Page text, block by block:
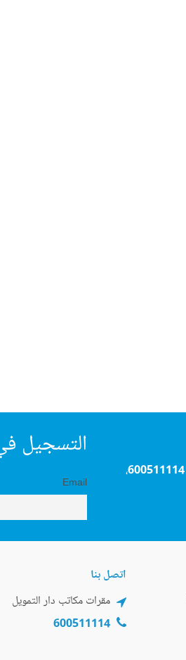
600511114،
التسجيل
Email
اتصل بنا
مقرات مكاتب دار التمويل
600511114